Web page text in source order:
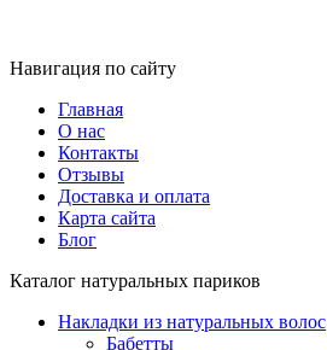
Навигация по сайту
Главная
О нас
Контакты
Отзывы
Доставка и оплата
Карта сайта
Блог
Каталог натуральных париков
Накладки из натуральных волос
Бабетты